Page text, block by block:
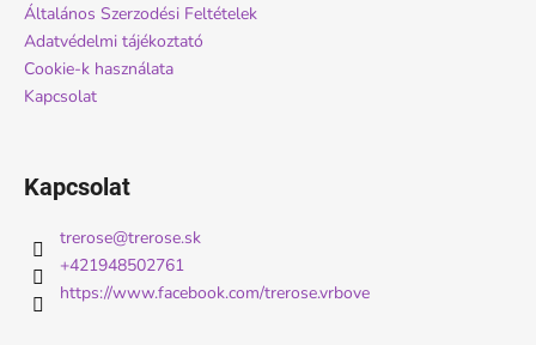
Általános Szerzodési Feltételek
Adatvédelmi tájékoztató
Cookie-k használata
Kapcsolat
Kapcsolat
trerose@trerose.sk
+421948502761
https://www.facebook.com/trerose.vrbove